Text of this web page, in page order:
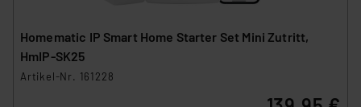
Link „Cookie Einstellungen“ anpassen oder widerrufen.
Die Rechtmäßigkeit der Speicherung, Abrufung und
Weiterverarbeitung dieser Daten zur Auswertung und
Homematic IP Smart Home Starter Set Mini Zutritt,
HmIP-SK25
Artikel-Nr. 161228